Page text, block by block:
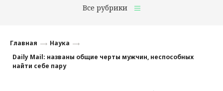
Все рубрики
Финансы
Главная
Наука
Daily Mail: названы общие черты мужчин, неспособных
найти себе пару